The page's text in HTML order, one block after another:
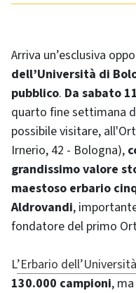
Arriva un’esclusiva
dell’Università di
pubblico. Da sabato
quarto fine settimana
possibile visitare,
Irnerio, 42 - Bologna),
grandissimo valore
maestoso erbario
Aldrovandi,
fondatore del primo
L’Erbario
130.000 campioni,